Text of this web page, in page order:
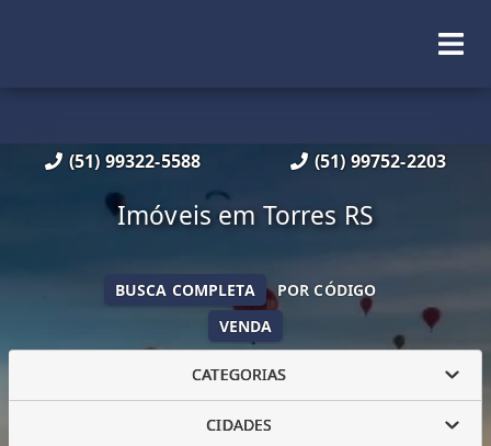
(51) 99322-5588 (51) 99752-2203
Imóveis em Torres RS
VENDA
BUSCA COMPLETA POR CÓDIGO
CATEGORIAS
CIDADES